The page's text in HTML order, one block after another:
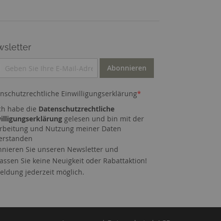
Abonnieren
Einwilligungserklärung*
habe die Datenschutzrechtliche
gelesen und bin mit der
und Nutzung meiner Daten
Sie unseren Newsletter und
Sie keine Neuigkeit oder Rabattaktion!
jederzeit möglich.